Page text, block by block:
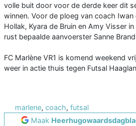
volle buit door voor de derde keer dit
winnen. Voor de ploeg van coach
Hollak, Kyara de Bruin en Amy Visser
rust bepaalde aanvoerster Sanne
FC Marlène VR1 is komend weekend
weer in actie thuis tegen Futsal
marlene, coach, futsal
Maak